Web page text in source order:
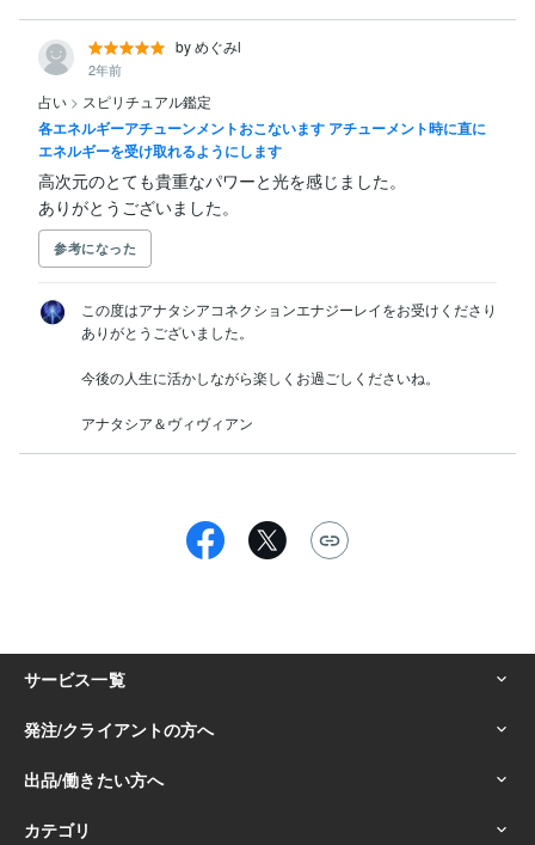
by めぐみl
2年前
占い > スピリチュアル鑑定
各エネルギーアチューンメントおこないます アチューメント時に直に
エネルギーを受け取れるようにします
高次元のとても貴重なパワーと光を感じました。
ありがとうございました。
参考になった
この度はアナタシアコネクションエナジーレイをお受けくださり
ありがとうございました。
今後の人生に活かしながら楽しくお過ごしくださいね。
アナタシア＆ヴィヴィアン